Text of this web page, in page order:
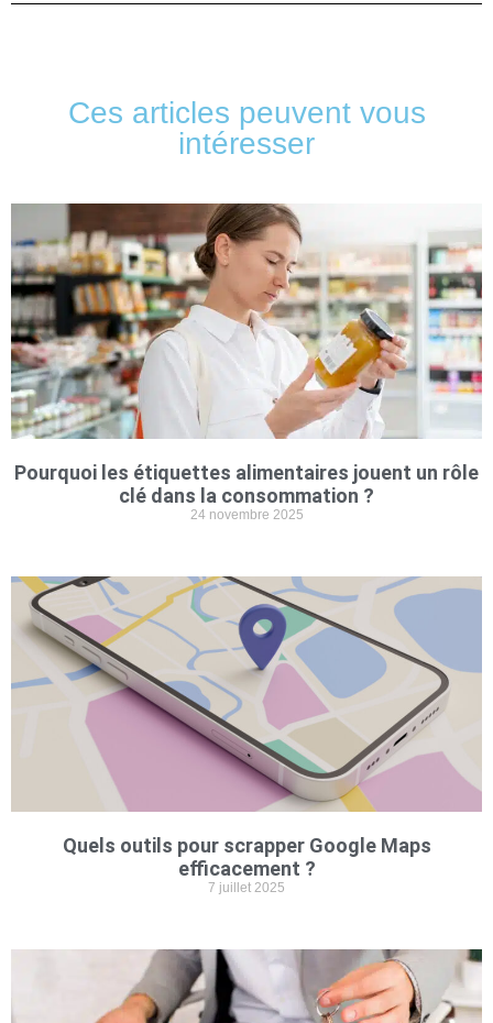
Ces articles peuvent vous
intéresser
Pourquoi les étiquettes alimentaires jouent un rôle
clé dans la consommation ?
24 novembre 2025
Quels outils pour scrapper Google Maps
efficacement ?
7 juillet 2025